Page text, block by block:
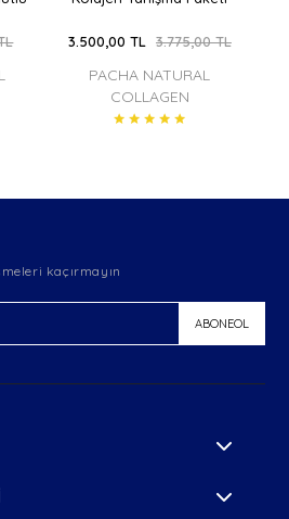
3.500,00 TL 3.775,00 TL
PACHA NATURAL
COLLAGEN
kaçırmayın
ABONEOL